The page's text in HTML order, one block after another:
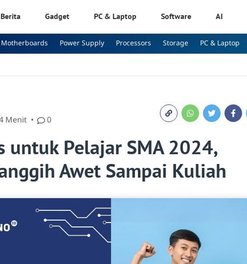
Berita Gadget PC & Laptop Software AI
Motherboards Power Supply Processors Storage PC & Laptop
untuk Pelajar SMA 2024,
Awet Sampai Kuliah
Menit 0